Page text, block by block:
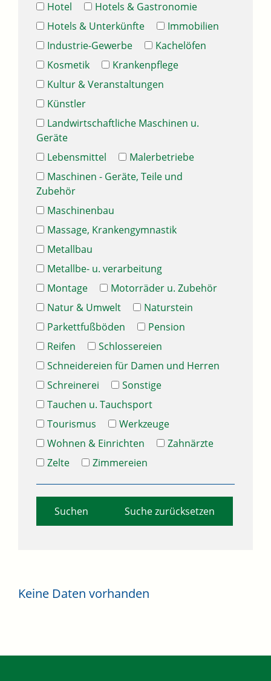
Hotel
Hotels & Gastronomie
Hotels & Unterkünfte
Immobilien
Industrie-Gewerbe
Kachelöfen
Kosmetik
Krankenpflege
Kultur & Veranstaltungen
Künstler
Landwirtschaftliche Maschinen u.
Geräte
Lebensmittel
Malerbetriebe
Maschinen - Geräte, Teile und
Zubehör
Maschinenbau
Massage, Krankengymnastik
Metallbau
Metallbe- u. verarbeitung
Montage
Motorräder u. Zubehör
Natur & Umwelt
Naturstein
Parkettfußböden
Pension
Reifen
Schlossereien
Schneidereien für Damen und Herren
Schreinerei
Sonstige
Tauchen u. Tauchsport
Tourismus
Werkzeuge
Wohnen & Einrichten
Zahnärzte
Zelte
Zimmereien
Suche zurücksetzen
Keine Daten vorhanden